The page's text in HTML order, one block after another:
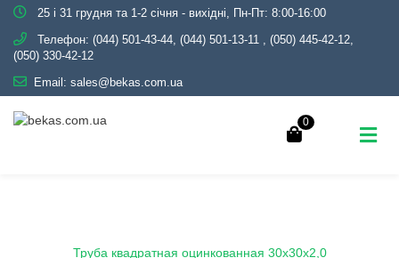
25 і 31 грудня та 1-2 січня - вихідні, Пн-Пт: 8:00-16:00
Телефон: (044) 501-43-44, (044) 501-13-11 , (050) 445-42-12,
(050) 330-42-12
Email: sales@bekas.com.ua
0
Труба квадратная оцинкованная 30х30х2,0